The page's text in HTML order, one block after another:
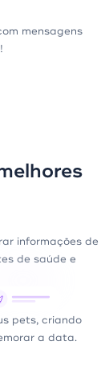
mensagens
informações de
de saúde e
pets, criando
a data.